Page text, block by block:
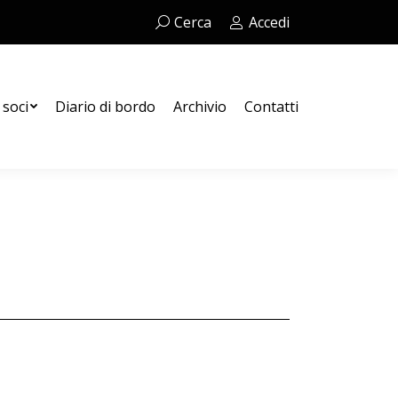
Cerca:Cerca Accedi
Diario di bordo Archivio Contatti
Contatti